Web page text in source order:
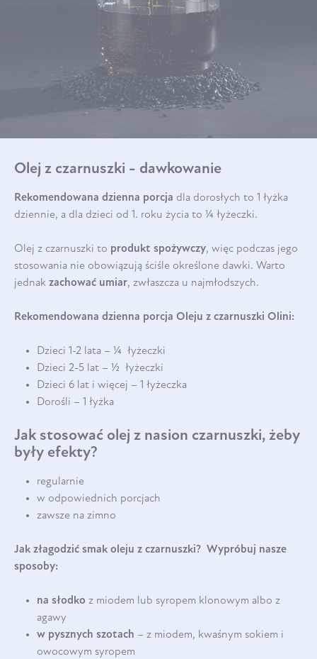
Olej z czarnuszki - dawkowanie
Rekomendowana dzienna porcja dla dorosłych to 1 łyżka
dziennie, a dla dzieci od 1. roku życia to ¼ łyżeczki.
Olej z czarnuszki to produkt spożywczy, więc podczas jego
stosowania nie obowiązują ściśle określone dawki. Warto
jednak zachować umiar, zwłaszcza u najmłodszych.
Rekomendowana dzienna porcja Oleju z czarnuszki Olini:
Dzieci 1-2 lata – ¼ łyżeczki
Dzieci 2-5 lat – ½ łyżeczki
Dzieci 6 lat i więcej – 1 łyżeczka
Dorośli – 1 łyżka
Jak stosować olej z nasion czarnuszki, żeby
były efekty?
regularnie
w odpowiednich porcjach
zawsze na zimno
Jak złagodzić smak oleju z czarnuszki? Wypróbuj nasze
sposoby:
na słodko z miodem lub syropem klonowym albo z
agawy
w pysznych szotach – z miodem, kwaśnym sokiem i
owocowym syropem